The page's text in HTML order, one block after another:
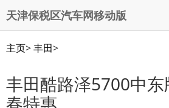
天津保税区汽车网移动版
主页>丰田>
丰田酷路泽5700中
春特惠